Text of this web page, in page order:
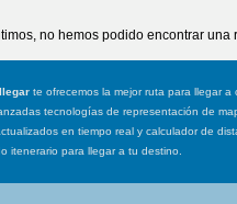
no hemos podido encontrar
te ofrecemos la mejor ruta para llegar a
tecnologías de representación de
en tiempo real y calculador de
itenerario para llegar a tu destino.